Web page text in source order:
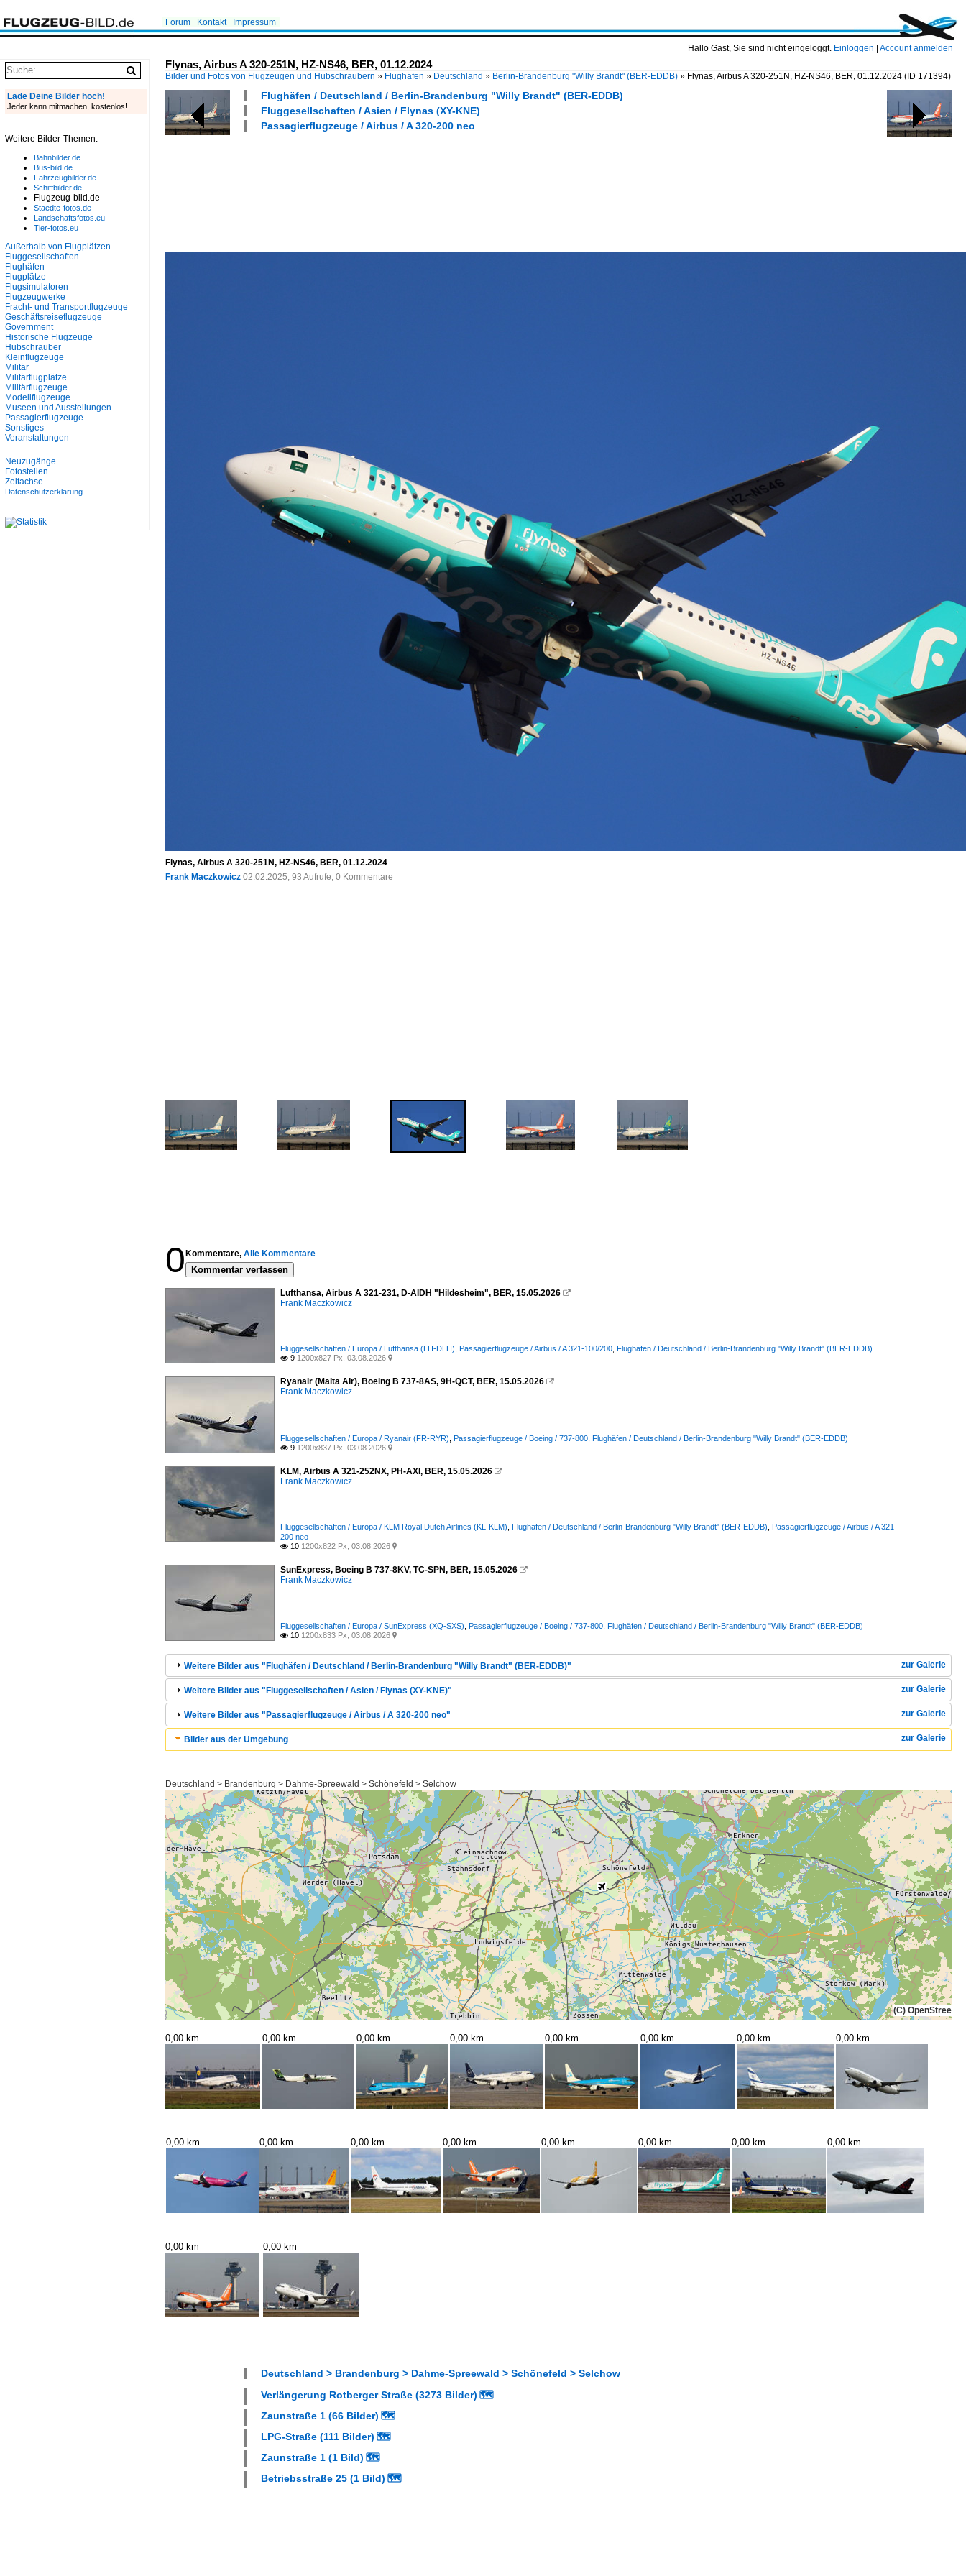
Hallo Gast, Sie sind nicht eingeloggt. Einloggen Account anmelden
Forum Kontakt Impressum
Flynas, Airbus A 320-251N, HZ-NS46, BER, 01.12.2024
Bilder und Fotos von Flugzeugen und Hubschraubern » Flughäfen » Deutschland » Berlin-Brandenburg "Willy Brandt" (BER-EDDB) » Flynas, Airbus A 320-251N, HZ-NS46, BER, 01.12.2024 (ID 171394)
Flughäfen / Deutschland / Berlin-Brandenburg "Willy Brandt" (BER-EDDB)
Fluggesellschaften / Asien / Flynas (XY-KNE)
Passagierflugzeuge / Airbus / A 320-200 neo
Flynas, Airbus A 320-251N, HZ-NS46, BER, 01.12.2024
Frank Maczkowicz 02.02.2025, 93 Aufrufe, 0 Kommentare
0 Kommentare, Alle Kommentare
Kommentar verfassen
Lufthansa, Airbus A 321-231, D-AIDH "Hildesheim", BER, 15.05.2026 
Frank Maczkowicz
Fluggesellschaften / Europa / Lufthansa (LH-DLH) Passagierflugzeuge / Airbus / A 321-100/200 Flughäfen / Deutschland / Berlin-Brandenburg "Willy Brandt" (BER-EDDB)
 9 1200x827 Px, 03.08.2026 
Ryanair (Malta Air), Boeing B 737-8AS, 9H-QCT, BER, 15.05.2026 
Frank Maczkowicz
Fluggesellschaften / Europa / Ryanair (FR-RYR) Passagierflugzeuge / Boeing / 737-800 Flughäfen / Deutschland / Berlin-Brandenburg "Willy Brandt" (BER-EDDB)
 9 1200x837 Px, 03.08.2026 
KLM, Airbus A 321-252NX, PH-AXI, BER, 15.05.2026 
Frank Maczkowicz
Fluggesellschaften / Europa / KLM Royal Dutch Airlines (KL-KLM) Flughäfen / Deutschland / Berlin-Brandenburg "Willy Brandt" (BER-EDDB) Passagierflugzeuge / Airbus / A 321-
200 neo
 10 1200x822 Px, 03.08.2026 
SunExpress, Boeing B 737-8KV, TC-SPN, BER, 15.05.2026 
Frank Maczkowicz
Fluggesellschaften / Europa / SunExpress (XQ-SXS) Passagierflugzeuge / Boeing / 737-800 Flughäfen / Deutschland / Berlin-Brandenburg "Willy Brandt" (BER-EDDB)
 10 1200x833 Px, 03.08.2026 
zur Galerie
Weitere Bilder aus "Flughäfen / Deutschland / Berlin-Brandenburg "Willy Brandt" (BER-EDDB)"
zur Galerie
Weitere Bilder aus "Fluggesellschaften / Asien / Flynas (XY-KNE)"
zur Galerie
Weitere Bilder aus "Passagierflugzeuge / Airbus / A 320-200 neo"
zur Galerie
Bilder aus der Umgebung
Deutschland > Brandenburg > Dahme-Spreewald > Schönefeld > Selchow
(C)
0,00 km 0,00 km 0,00 km 0,00 km 0,00 km 0,00 km 0,00 km 0,00 km
0,00 km 0,00 km 0,00 km 0,00 km 0,00 km 0,00 km 0,00 km 0,00 km
0,00 km 0,00 km
Deutschland > Brandenburg > Dahme-Spreewald > Schönefeld > Selchow
Verlängerung Rotberger Straße (3273 Bilder) 🗺
Zaunstraße 1 (66 Bilder) 🗺
LPG-Straße (111 Bilder) 🗺
Zaunstraße 1 (1 Bild) 🗺
Betriebsstraße 25 (1 Bild) 🗺
Lade Deine Bilder hoch!
Jeder kann mitmachen, kostenlos!
Weitere Bilder-Themen:
Bahnbilder.de
Bus-bild.de
Fahrzeugbilder.de
Schiffbilder.de
Flugzeug-bild.de
Staedte-fotos.de
Landschaftsfotos.eu
Tier-fotos.eu
Außerhalb von Flugplätzen
Fluggesellschaften
Flughäfen
Flugplätze
Flugsimulatoren
Flugzeugwerke
Fracht- und Transportflugzeuge
Geschäftsreiseflugzeuge
Government
Historische Flugzeuge
Hubschrauber
Kleinflugzeuge
Militär
Militärflugplätze
Militärflugzeuge
Modellflugzeuge
Museen und Ausstellungen
Passagierflugzeuge
Sonstiges
Veranstaltungen
Neuzugänge
Fotostellen
Zeitachse
Datenschutzerklärung